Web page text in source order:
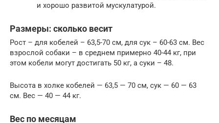
и хорошо развитой мускулатурой.
Размеры: сколько весит
Рост – для кобелей – 63,5-70 см, для сук – 60-63 см. Вес
взрослой собаки – в среднем примерно 40-44 кг, при
этом кобели могут достигать 50 кг, а суки – 48.
Высота в холке кобелей — 63,5 — 70 см, сук — 60 — 63
см. Вес — 40 — 44 кг.
Вес по месяцам